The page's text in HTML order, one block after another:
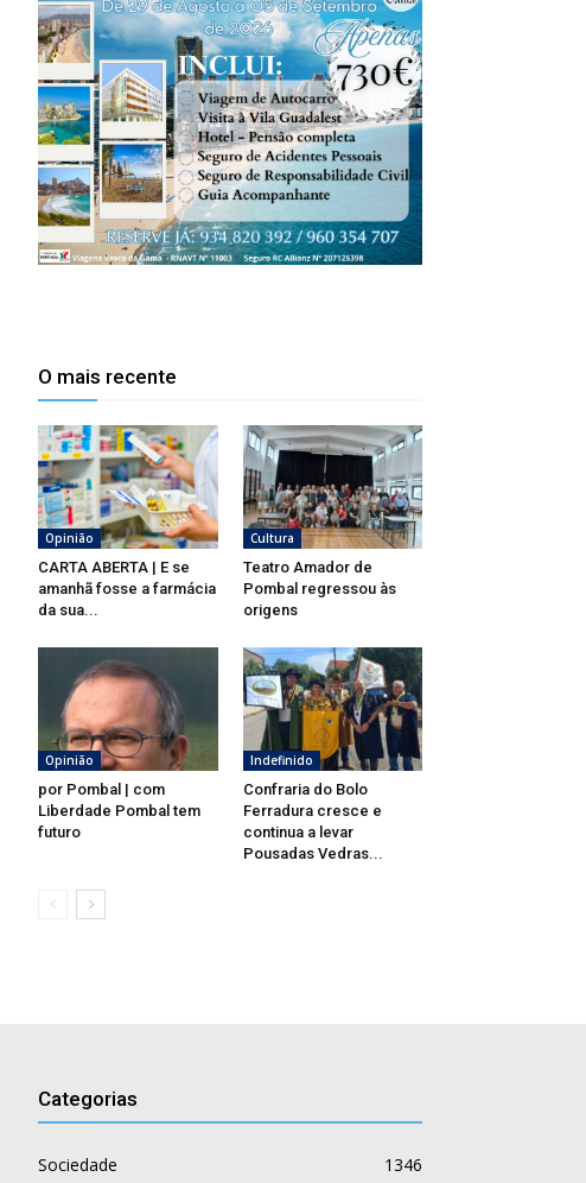
O mais recente
Opinião
CARTA ABERTA | E se
amanhã fosse a farmácia
da sua...
Cultura
Teatro Amador de
Pombal regressou às
origens
Opinião
por Pombal | com
Liberdade Pombal tem
futuro
Indefinido
Confraria do Bolo
Ferradura cresce e
continua a levar
Pousadas Vedras...
Categorias
Sociedade
1346